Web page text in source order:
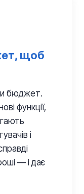
щоб
бюджет.
функції,
і
— і дає